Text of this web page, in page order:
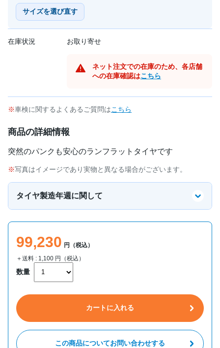
サイズを選び直す
在庫状況 お取り寄せ
ネット注文での在庫のため、各店舗
への在庫確認はこちら
車検に関するよくあるご質問はこちら
商品の詳細情報
突然のパンクも安心のランフラットタイヤです
写真はイメージであり実物と異なる場合がございます。
タイヤ製造年週に関して
99,230 円（税込）
＋送料 : 1,100 円（税込）
数量
カートに入れる
この商品についてお問い合わせする